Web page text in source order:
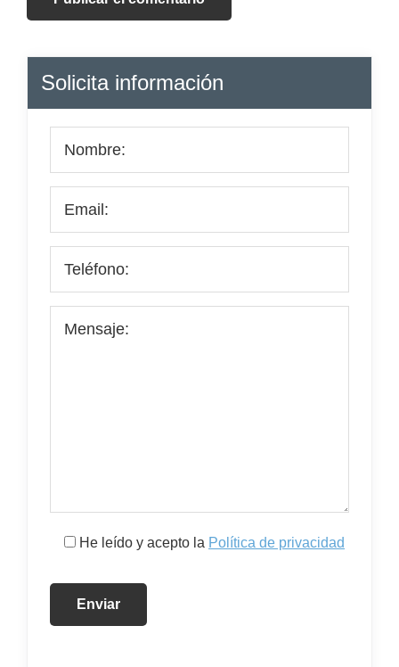
Barra
lateral
principal
Solicita información
He leído y acepto la Política de privacidad